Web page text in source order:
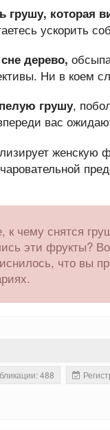
грушу, которая
ускорить
дерево,
Ни в коем
грушу,
вас
женскую
к чему снятся
эти фрукты?
что вы
488